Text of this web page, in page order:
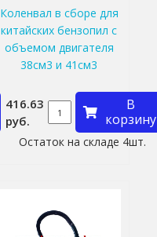
Коленвал в сборе для
китайских бензопил с
объемом двигателя
38см3 и 41см3
416.63
руб.
В
корзину
Остаток на складе 4шт.